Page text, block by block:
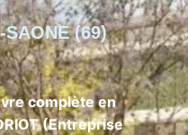
SAONE (69)
complète en
(Entreprise